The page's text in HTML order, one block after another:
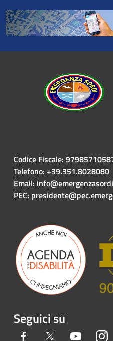
Codice Fiscale:
Telefono: +39.351.8028080
Email:
PEC:
Seguici su
Facebook Twitter Youtube